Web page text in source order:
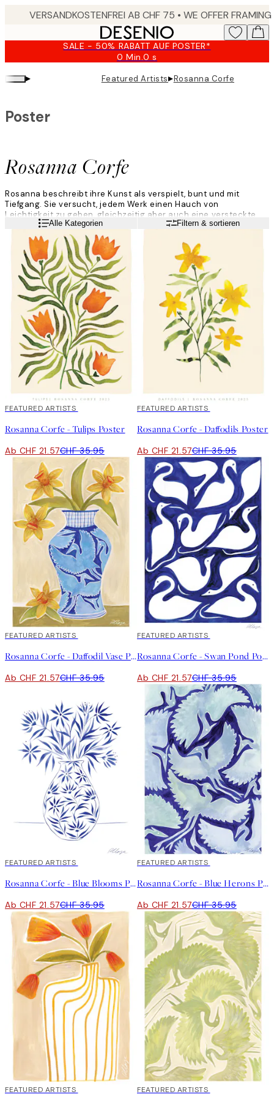
SALE - 50% RABATT AUF POSTER*
0 Min.0 s
Gültig
bis:
2026-
▸ Featured Artists▸Rosanna Corfe
Rosanna Corfe
Poster
Rosanna beschreibt ihre Kunst als verspielt, bunt und mit
Tiefgang. Sie versucht, jedem Werk einen Hauch von
Leichtigkeit zu geben, gleichzeitig aber auch eine versteckte
Bedeutung und Tiefe einzuflechten. Aufgrund der Flexibilität und
kräftigen Farben, nutzt sie für ihre Bilder vorwiegend Gouache
und Tinte, experimentiert aber auch ständig mit neuen
Materialien, um ihre Kunst immer weiterzuentwickeln.
WeiterlesenAlle Kategorien Filtern & sortieren
40%*
FEATURED ARTISTS
Rosanna Corfe - Tulips Poster
Ab CHF 21.57CHF 35.95
40%*
FEATURED ARTISTS
Rosanna Corfe - Daffodils Poster
Ab CHF 21.57CHF 35.95
40%*
FEATURED ARTISTS
Rosanna Corfe - Daffodil Vase Poster
Ab CHF 21.57CHF 35.95
40%*
FEATURED ARTISTS
Rosanna Corfe - Swan Pond Poster
Ab CHF 21.57CHF 35.95
40%*
FEATURED ARTISTS
Rosanna Corfe - Blue Blooms Poster
Ab CHF 21.57CHF 35.95
40%*
FEATURED ARTISTS
Rosanna Corfe - Blue Herons Poster
Ab CHF 21.57CHF 35.95
40%*
FEATURED ARTISTS 40%*
FEATURED ARTISTS